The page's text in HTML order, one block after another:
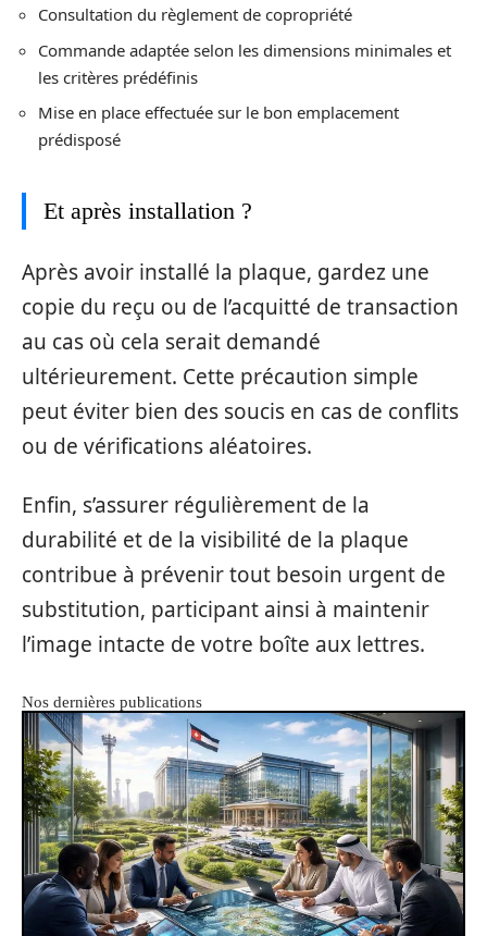
Consultation du règlement de copropriété
Commande adaptée selon les dimensions minimales et
les critères prédéfinis
Mise en place effectuée sur le bon emplacement
prédisposé
Et après installation ?
Après avoir installé la plaque, gardez une
copie du reçu ou de l’acquitté de transaction
au cas où cela serait demandé
ultérieurement. Cette précaution simple
peut éviter bien des soucis en cas de conflits
ou de vérifications aléatoires.
Enfin, s’assurer régulièrement de la
durabilité et de la visibilité de la plaque
contribue à prévenir tout besoin urgent de
substitution, participant ainsi à maintenir
l’image intacte de votre boîte aux lettres.
Nos dernières publications